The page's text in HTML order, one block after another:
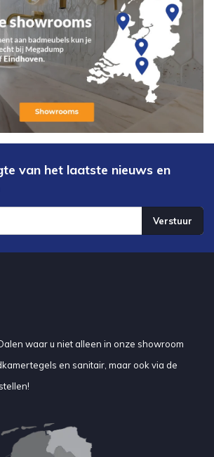
van het laatste nieuws en
Verstuur
waar u niet alleen in onze showroom
en sanitair, maar ook via de